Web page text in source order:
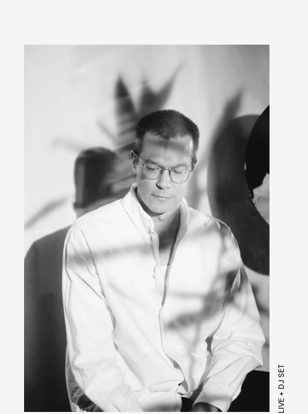
LIVE + DJ SET